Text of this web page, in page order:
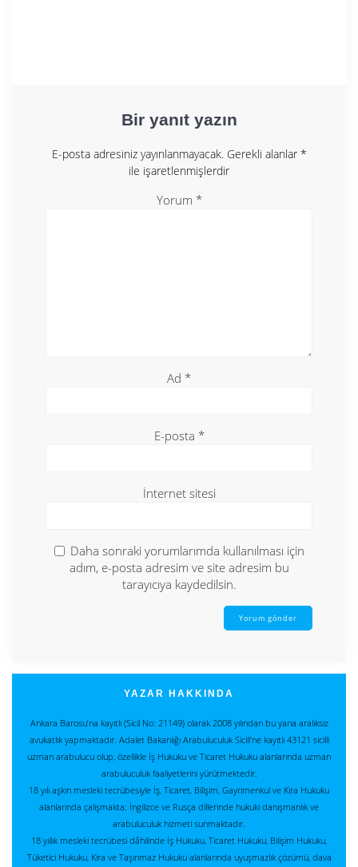
Bir yanıt yazın
E-posta adresiniz yayınlanmayacak. Gerekli alanlar *
ile işaretlenmişlerdir
Yorum *
Ad *
E-posta *
İnternet sitesi
Daha sonraki yorumlarımda kullanılması için
adım, e-posta adresim ve site adresim bu
tarayıcıya kaydedilsin.
YAZAR HAKKINDA
Ankara Barosu’na kayıtlı (Sicil No: 21149) olarak 2008 yılından bu yana aralıksız
avukatlık yapmaktadır. Adalet Bakanlığı Arabuluculuk Sicili’ne kayıtlı 43121 sicilli
uzman arabulucu olup, özellikle İş Hukuku ve Ticaret Hukuku alanlarında uzman
arabuluculuk faaliyetlerini yürütmektedir.
18 yılı aşkın mesleki tecrübesiyle İş, Ticaret, Bilişim, Gayrimenkul ve Kira Hukuku
alanlarında çalışmakta; İngilizce ve Rusça dillerinde hukuki danışmanlık ve
arabuluculuk hizmeti sunmaktadır.
18 yıllık mesleki tecrübesi dâhilinde İş Hukuku, Ticaret Hukuku, Bilişim Hukuku,
Tüketici Hukuku, Kira ve Taşınmaz Hukuku alanlarında uyuşmazlık çözümü, dava